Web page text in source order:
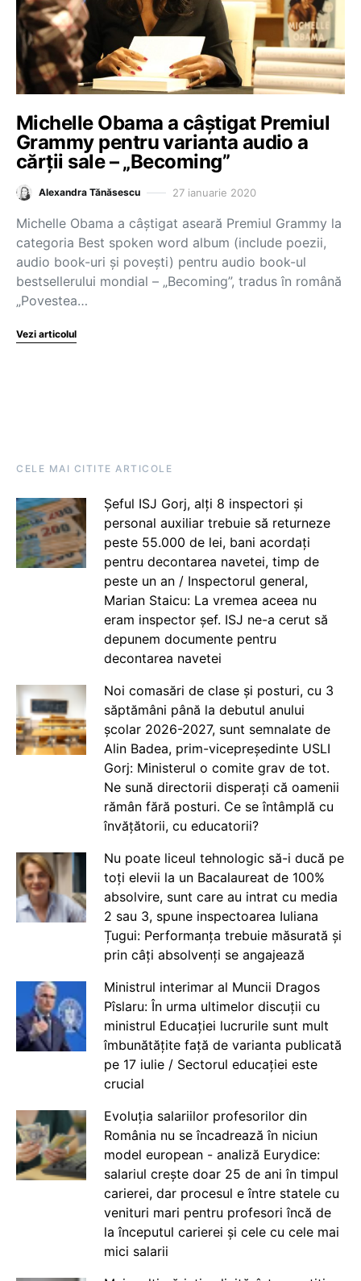
Michelle Obama a câștigat Premiul
Grammy pentru varianta audio a
cărții sale – „Becoming”
Alexandra Tănăsescu 27 ianuarie 2020
Michelle Obama a câștigat aseară Premiul Grammy la
categoria Best spoken word album (include poezii,
audio book-uri și povești) pentru audio book-ul
bestsellerului mondial – „Becoming”, tradus în română
„Povestea…
Vezi articolul
CELE MAI CITITE ARTICOLE
Șeful ISJ Gorj, alți 8 inspectori și
personal auxiliar trebuie să returneze
peste 55.000 de lei, bani acordați
pentru decontarea navetei, timp de
peste un an / Inspectorul general,
Marian Staicu: La vremea aceea nu
eram inspector șef. ISJ ne-a cerut să
depunem documente pentru
decontarea navetei
Noi comasări de clase și posturi, cu 3
săptămâni până la debutul anului
școlar 2026-2027, sunt semnalate de
Alin Badea, prim-vicepreședinte USLI
Gorj: Ministerul o comite grav de tot.
Ne sună directorii disperați că oamenii
rămân fără posturi. Ce se întâmplă cu
învățătorii, cu educatorii?
Nu poate liceul tehnologic să-i ducă pe
toți elevii la un Bacalaureat de 100%
absolvire, sunt care au intrat cu media
2 sau 3, spune inspectoarea Iuliana
Țugui: Performanța trebuie măsurată și
prin câți absolvenți se angajează
Ministrul interimar al Muncii Dragos
Pîslaru: În urma ultimelor discuții cu
ministrul Educației lucrurile sunt mult
îmbunătățite față de varianta publicată
pe 17 iulie / Sectorul educației este
crucial
Evoluția salariilor profesorilor din
România nu se încadrează în niciun
model european - analiză Eurydice:
salariul crește doar 25 de ani în timpul
carierei, dar procesul e între statele cu
venituri mari pentru profesori încă de
la începutul carierei și cele cu cele mai
mici salarii